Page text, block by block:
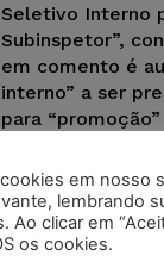
Seletivo Interno
Subinspetor”,
em comento é
interno” a ser
para
seletivo
habilitação dos
“promoção”),
passando por
provas e da
em nosso
lembrando
Ao clicar em
os cookies.